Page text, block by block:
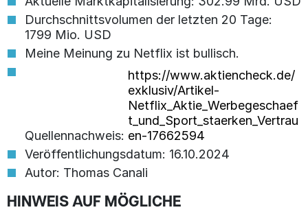
Durchschnittsvolumen der letzten 20 Tage:
1799 Mio. USD
Meine Meinung zu Netflix ist bullisch.
Quellennachweis:
https://www.aktiencheck.de/
exklusiv/Artikel-
Netflix_Aktie_Werbegeschaef
t_und_Sport_staerken_Vertrau
en-17662594
Veröffentlichungsdatum: 16.10.2024
Autor: Thomas Canali
HINWEIS AUF MÖGLICHE